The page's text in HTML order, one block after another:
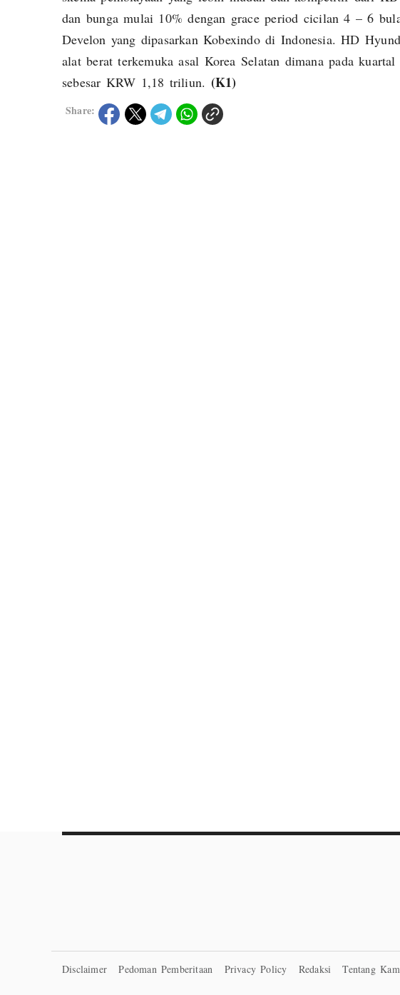
dan bunga mulai 10% dengan grace period cicilan 4 – 6
Develon yang dipasarkan Kobexindo di Indonesia. HD
alat berat terkemuka asal Korea Selatan dimana pada
sebesar KRW 1,18 triliun. (K1)
Share:
Disclaimer Pedoman Pemberitaan Privacy Policy Redaksi Tentang